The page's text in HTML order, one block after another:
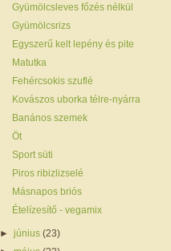
Gyümölcsleves főzés nélkül
Gyümölcsrizs
Egyszerű kelt lepény és pite
Matutka
Fehércsokis szuflé
Kovászos uborka télre-nyárra
Banános szemek
Öt
Sport süti
Piros ribizlizselé
Másnapos briós
Ételízesítő - vegamix
►június(23)